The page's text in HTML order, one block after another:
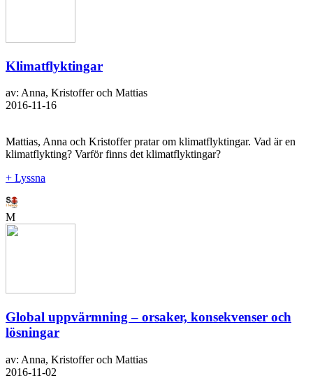
Klimatflyktingar
av: Anna, Kristoffer och Mattias
2016-11-16
Mattias, Anna och Kristoffer pratar om klimatflyktingar. Vad är en
klimatflykting? Varför finns det klimatflyktingar?
+ Lyssna
M
Global uppvärmning – orsaker, konsekvenser och
lösningar
av: Anna, Kristoffer och Mattias
2016-11-02